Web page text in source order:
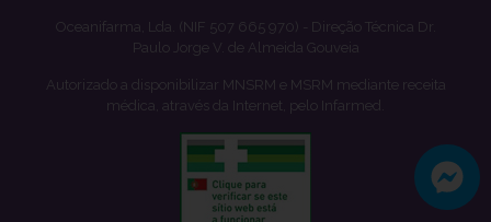
Oceanifarma, Lda. (NIF 507 665 970) - Direção Técnica Dr.
Paulo Jorge V. de Almeida Gouveia
Autorizado a disponibilizar MNSRM e MSRM mediante receita
médica, através da Internet, pelo Infarmed.